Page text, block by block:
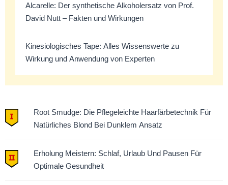
Alcarelle: Der synthetische Alkoholersatz von Prof.
David Nutt – Fakten und Wirkungen
Kinesiologisches Tape: Alles Wissenswerte zu
Wirkung und Anwendung von Experten
Root Smudge: Die Pflegeleichte Haarfärbetechnik Für
Natürliches Blond Bei Dunklem Ansatz
Erholung Meistern: Schlaf, Urlaub Und Pausen Für
Optimale Gesundheit